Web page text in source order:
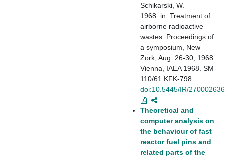
Schikarski, W.
1968. in: Treatment of
airborne radioactive
wastes. Proceedings of
a symposium, New
Zork, Aug. 26-30, 1968.
Vienna, IAEA 1968. SM
110/61 KFK-798.
doi:10.5445/IR/270002636
Theoretical and
computer analysis on
the behaviour of fast
reactor fuel pins and
related parts of the